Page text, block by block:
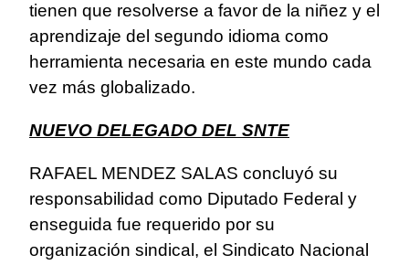
tienen que resolverse a favor de la niñez y el
aprendizaje del segundo idioma como
herramienta necesaria en este mundo cada
vez más globalizado.
NUEVO DELEGADO DEL SNTE
RAFAEL MENDEZ SALAS concluyó su
responsabilidad como Diputado Federal y
enseguida fue requerido por su
organización sindical, el Sindicato Nacional